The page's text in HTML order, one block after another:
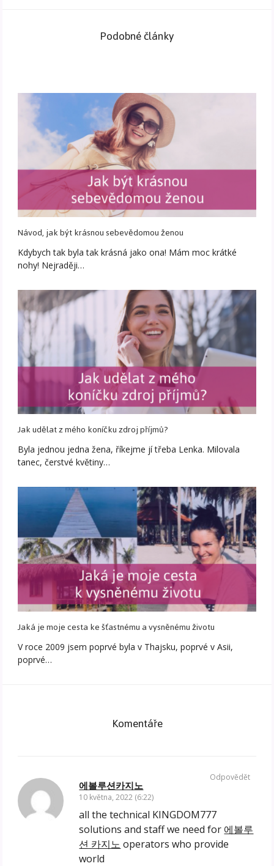
Podobné články
Návod, jak být krásnou sebevědomou ženou
Kdybych tak byla tak krásná jako ona! Mám moc krátké
nohy! Nejraději…
Jak udělat z mého koníčku zdroj příjmů?
Byla jednou jedna žena, říkejme jí třeba Lenka. Milovala
tanec, čerstvé květiny…
Jaká je moje cesta ke šťastnému a vysněnému životu
V roce 2009 jsem poprvé byla v Thajsku, poprvé v Asii,
poprvé…
Komentáře
에볼루션카지노
10 května, 2022 (6:22)
all the technical KINGDOM777
solutions and staff we need for 에볼루
션 카지노 operators who provide
world
Odpovědět